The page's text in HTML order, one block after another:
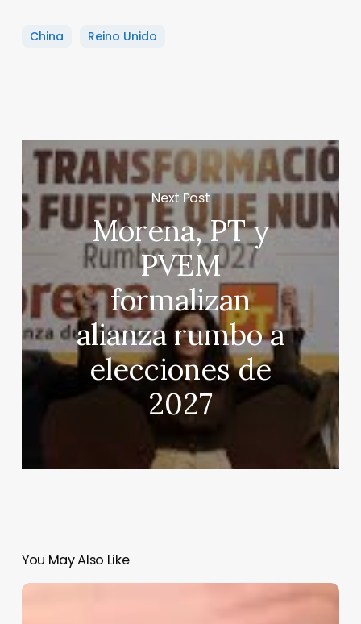
China Reino Unido
Next Post
Morena, PT y
PVEM
formalizan
alianza rumbo a
elecciones de
2027
You May Also Like
Estos